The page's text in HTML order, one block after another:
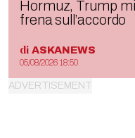
Hormuz, Trump
frena sull’accordo
di ASKANEWS
05/08/2026 18:50